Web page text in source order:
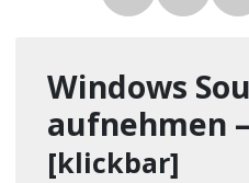
Windows
aufnehmen
[klickbar]